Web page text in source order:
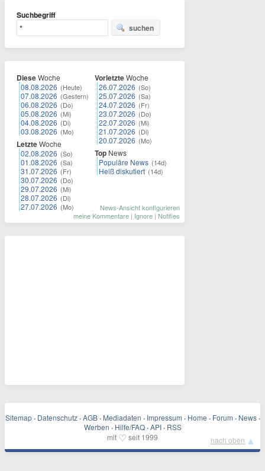
Suchbegriff
suchen
DieseWoche
08.08.2026 (Heute)
07.08.2026 (Gestern)
06.08.2026 (Do)
05.08.2026 (Mi)
04.08.2026 (Di)
03.08.2026 (Mo)
LetzteWoche
02.08.2026 (So)
01.08.2026 (Sa)
31.07.2026 (Fr)
30.07.2026 (Do)
29.07.2026 (Mi)
28.07.2026 (Di)
27.07.2026 (Mo)
VorletzteWoche
26.07.2026 (So)
25.07.2026 (Sa)
24.07.2026 (Fr)
23.07.2026 (Do)
22.07.2026 (Mi)
21.07.2026 (Di)
20.07.2026 (Mo)
Top News
Populäre News (14d)
Heiß diskutiert (14d)
News-Ansicht konfigurieren
meine Kommentare | Ignore | Notifies
Sitemap · Datenschutz · AGB · Mediadaten · Impressum · Home · Forum · News ·
Werben · Hilfe/FAQ · API · RSS
mit ♡ seit 1999 nach oben ▲